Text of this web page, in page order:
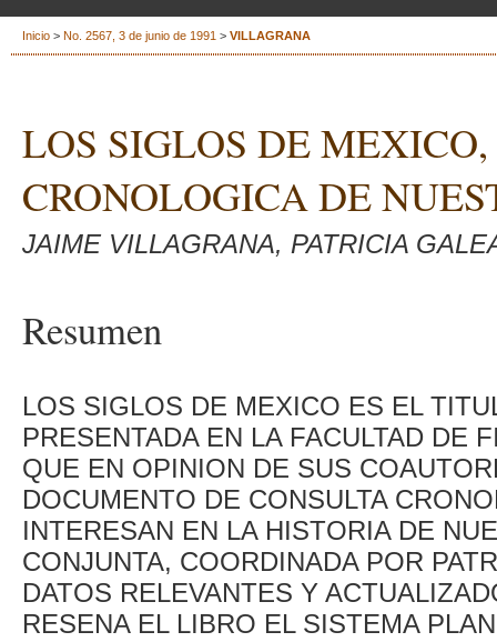
Inicio > No. 2567, 3 de junio de 1991 > VILLAGRANA
LOS SIGLOS DE
CRONOLOGICA DE
JAIME VILLAGRANA, PATRICIA
Resumen
LOS SIGLOS DE MEXICO ES EL
PRESENTADA EN LA FACULTAD DE
QUE EN OPINION DE SUS
DOCUMENTO DE CONSULTA
INTERESAN EN LA HISTORIA DE
CONJUNTA, COORDINADA POR
DATOS RELEVANTES Y
RESENA EL LIBRO EL SISTEMA